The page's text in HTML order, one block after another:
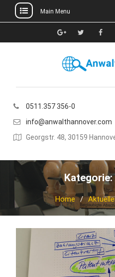
to
Main Menu
Google+Twitter
0511.357 356-0
info@anwalthannover.com
Georgstr. 48, 30159
Kategorie:
Home